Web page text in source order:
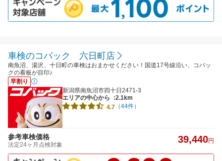
車検のコバック 六日町店
南魚沼、湯沢、十日町の車検はおまかせください！国道17号線沿い、コバッ
クの看板が目印♪
早割り
新潟県南魚沼市四十日2471-3
エリアの中心から
:2.1km
4.7 （44件）
参考車検価格
法定24ヶ月点検対象 39,440円